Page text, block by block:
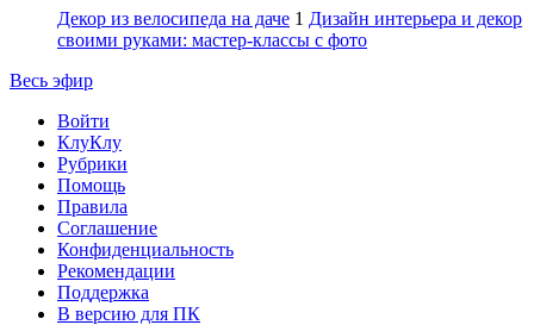
Декор из велосипеда на даче 1 Дизайн интерьера и декор
своими руками: мастер-классы с фото
Весь эфир
Войти
КлуКлу
Рубрики
Помощь
Правила
Соглашение
Конфиденциальность
Рекомендации
Поддержка
В версию для ПК